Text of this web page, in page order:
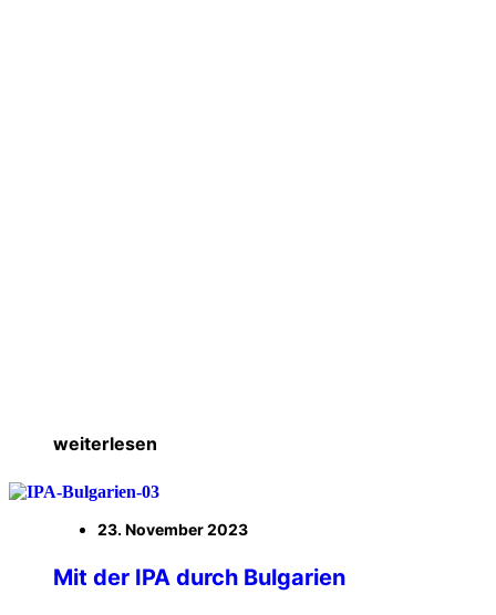
weiterlesen
23. November 2023
Mit der IPA durch Bulgarien